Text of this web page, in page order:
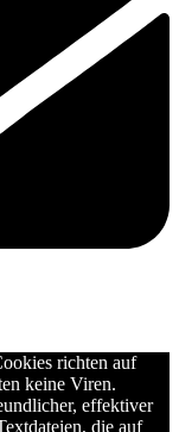
richten auf
keine Viren.
effektiver
die auf